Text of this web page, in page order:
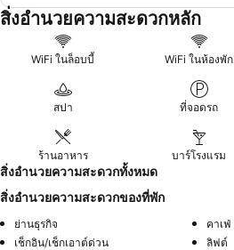
สิ่งอำนวยความสะดวกหลัก
WiFi ในล็อบบี้ WiFi ในห้องพัก
สปา ที่จอดรถ
ร้านอาหาร บาร์โรงแรม
สิ่งอำนวยความสะดวกทั้งหมด
สิ่งอำนวยความสะดวกของที่พัก
ย่านธุรกิจ
คาเฟ่
เช็กอิน/เช็กเอาต์ด่วน
ลิฟต์